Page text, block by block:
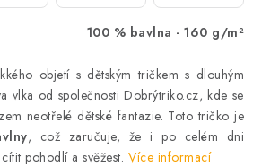
100 % bavlna - 160 g/m²
objetí s dětským tričkem s dlouhým
vlka od společnosti Dobrýtriko.cz, kde se
neotřelé dětské fantazie. Toto tričko je
, což zaručuje, že i po celém dni
pohodlí a svěžest. Více informací